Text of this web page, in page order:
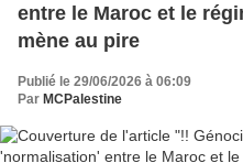
entre le Maroc et le
mène au pire
Publié le 29/06/2026 à 06:09
Par MCPalestine